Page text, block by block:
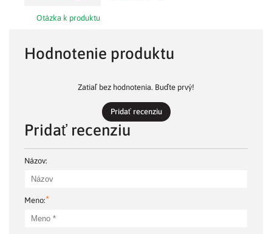
Otázka k produktu
Hodnotenie produktu
Zatiaľ bez hodnotenia. Buďte prvý!
Pridať recenziu
Pridať recenziu
Názov:
Meno:*